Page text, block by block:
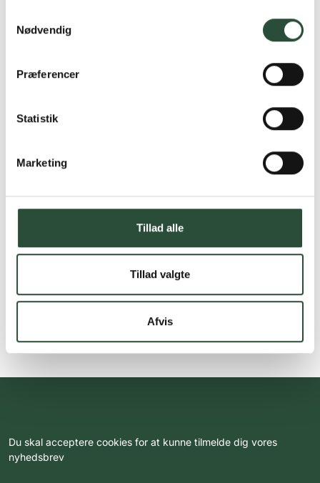
Nødvendig
Præferencer
Statistik
Marketing
Tillad alle
Tillad valgte
Afvis
Du skal acceptere cookies for at kunne tilmelde dig vores
nyhedsbrev